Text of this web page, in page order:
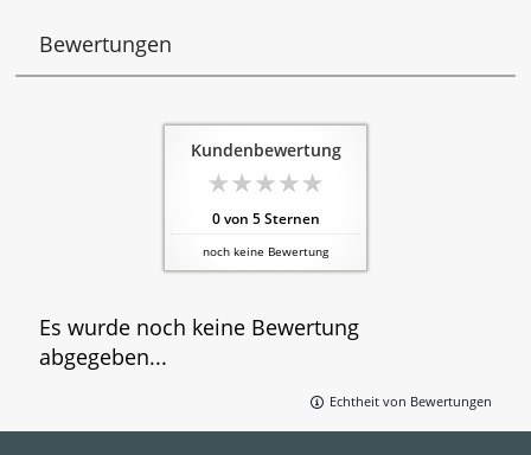
Bewertungen
Kundenbewertung
0von 5Sternen
noch keine Bewertung
Es wurde noch keine Bewertung
abgegeben...
Echtheit von Bewertungen